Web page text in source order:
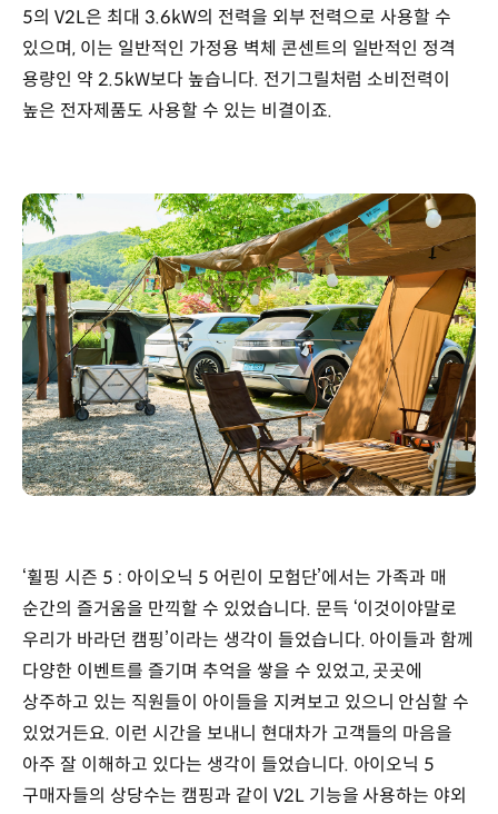
5의 V2L은 최대 3.6kW의 전력을 외부 전력으로 사용할 수
있으며, 이는 일반적인 가정용 벽체 콘센트의 일반적인 정격
용량인 약 2.5kW보다 높습니다. 전기그릴처럼 소비전력이
높은 전자제품도 사용할 수 있는 비결이죠.
‘휠핑 시즌 5 : 아이오닉 5 어린이 모험단’에서는 가족과 매
순간의 즐거움을 만끽할 수 있었습니다. 문득 ‘이것이야말로
우리가 바라던 캠핑’이라는 생각이 들었습니다. 아이들과 함께
다양한 이벤트를 즐기며 추억을 쌓을 수 있었고, 곳곳에
상주하고 있는 직원들이 아이들을 지켜보고 있으니 안심할 수
있었거든요. 이런 시간을 보내니 현대차가 고객들의 마음을
아주 잘 이해하고 있다는 생각이 들었습니다. 아이오닉 5
구매자들의 상당수는 캠핑과 같이 V2L 기능을 사용하는 야외